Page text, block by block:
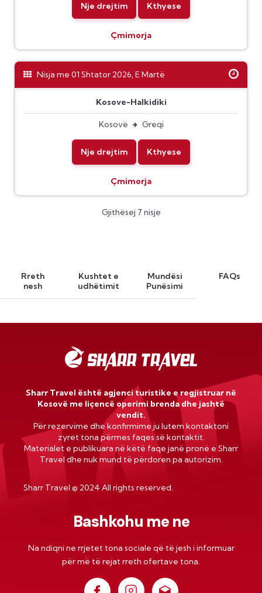
Nje drejtim Kthyese
Çmimorja
Nisja me 01 Shtator 2026, E Martë
Kosove-Halkidiki
Kosovë Greqi
Nje drejtim Kthyese
Çmimorja
Gjithësej 7 nisje
Rreth
nesh
Kushtet e
udhëtimit
Mundësi
Punësimi
FAQs
Sharr Travel është agjenci turistike e regjistruar në
Kosovë me liçencë operimi brenda dhe jashtë
vendit.
Për rezervime dhe konfirmime ju lutem kontaktoni
zyret tona përmes faqes së kontaktit.
Materialet e publikuara në këtë faqe janë pronë e Sharr
Travel dhe nuk mund të përdoren pa autorizim.
Sharr Travel © 2024 All rights reserved.
Bashkohu me ne
Na ndiqni ne rrjetet tona sociale që të jesh i informuar
për më të rejat rreth ofertave tona.